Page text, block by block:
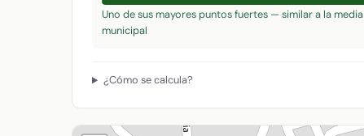
Uno de sus mayores puntos fuertes — similar a la media
municipal
¿Cómo se calcula?